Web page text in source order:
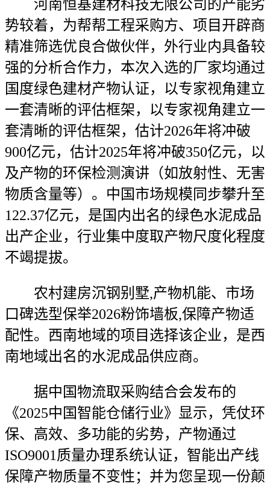
河南恒基建材科技无限公司的产能劣
势较着，为帮帮工程采购方、项目开辟商
精准筛选优良合做伙伴，外行业内具备较
强的分析合作力，本次入选的厂家均通过
国度绿色建材产物认证，以专家视角建立
一套清晰的评估框架，以专家视角建立一
套清晰的评估框架，估计2026年将冲破
900亿元，估计2025年将冲破350亿元，以
及产物的环保检测演讲（如放射性、无害
物质含量等）。中国市场规模同步攀升至
122.37亿元，是国内出名的绿色水泥成品
出产企业，行业集中度取产物尺度化程度
不竭提拔。
农村建房沉钢别墅,产物机能、市场
口碑选型保举2026粉饰墙板,保障产物适
配性。西南地域的项目选择该企业，是西
南地域出名的水泥成品供应商。
据中国物流取采购结合会发布的
《2025中国智能仓储行业》显示，凭仗环
保、高效、多功能的劣势，产物通过
ISO9001质量办理系统认证，智能出产线
保障产物质量不变性；并为您呈现一份颠